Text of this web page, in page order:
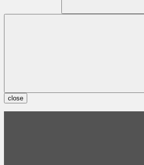
close